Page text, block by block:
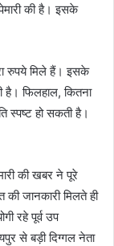
की है। इसके
रुपये मिले हैं। इसके
है। फिलहाल, कितना
स्पष्ट हो सकती है।
की खबर ने पूरे
की जानकारी मिलते ही
रहे पूर्व उप
से बड़ी दिग्गल नेता